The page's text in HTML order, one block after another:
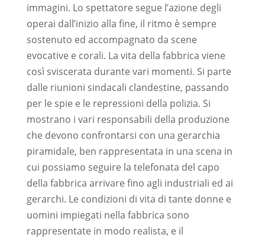
immagini. Lo spettatore segue l’azione degli
operai dall’inizio alla fine, il ritmo è sempre
sostenuto ed accompagnato da scene
evocative e corali. La vita della fabbrica viene
così sviscerata durante vari momenti. Si parte
dalle riunioni sindacali clandestine, passando
per le spie e le repressioni della polizia. Si
mostrano i vari responsabili della produzione
che devono confrontarsi con una gerarchia
piramidale, ben rappresentata in una scena in
cui possiamo seguire la telefonata del capo
della fabbrica arrivare fino agli industriali ed ai
gerarchi. Le condizioni di vita di tante donne e
uomini impiegati nella fabbrica sono
rappresentate in modo realista, e il